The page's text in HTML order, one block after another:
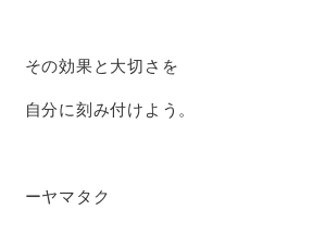
その効果と大切さを
自分に刻み付けよう。
ーヤマタク